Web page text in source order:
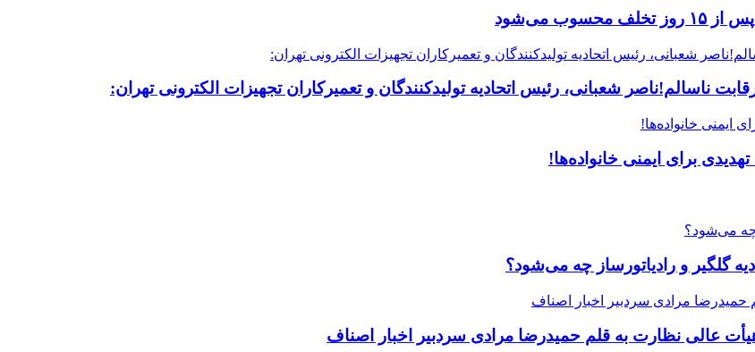
ناسالم!ناصر شعبانی، رئیس اتحادیه تولیدکنندگان و تعمیرکاران تجهیزات الکترونی تهران:
برای ایمنی خانواده‌ها!
عالی نظارت به قلم حمیدرضا مرادی سردبیر اخبار اصناف